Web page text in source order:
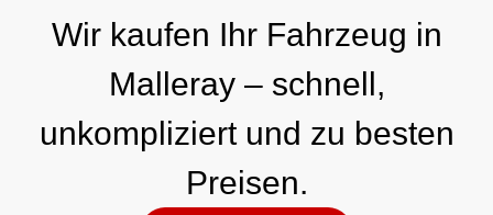
Wir kaufen Ihr Fahrzeug in
Malleray – schnell,
unkompliziert und zu besten
Preisen.